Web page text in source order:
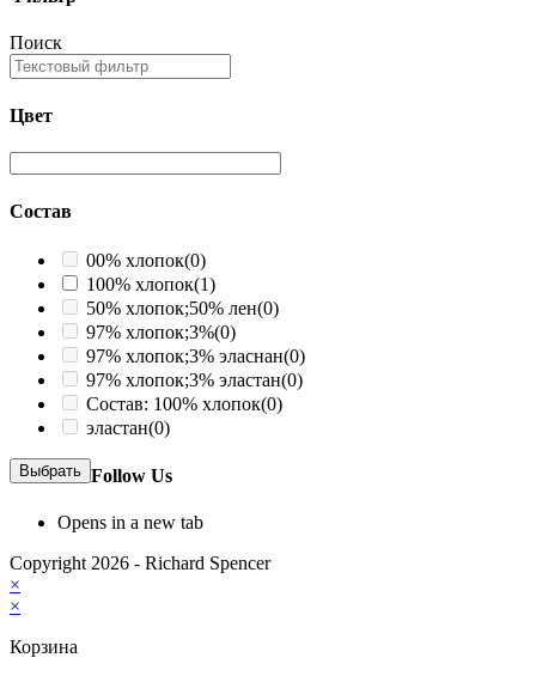
Поиск
Цвет
Состав
00% хлопок(0)
100% хлопок(1)
50% хлопок;50% лен(0)
97% хлопок;3%(0)
97% хлопок;3% эласнан(0)
97% хлопок;3% эластан(0)
Состав: 100% хлопок(0)
эластан(0)
Выбрать Follow Us
Opens in a new tab
Copyright 2026 - Richard Spencer
×
×
Корзина